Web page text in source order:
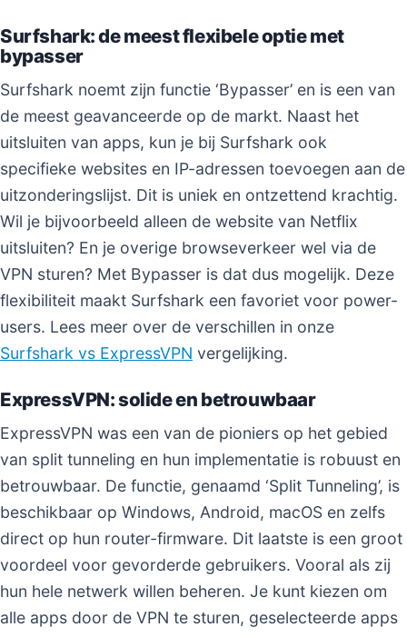
Surfshark: de meest flexibele optie met
bypasser
Surfshark noemt zijn functie ‘Bypasser’ en is een van
de meest geavanceerde op de markt. Naast het
uitsluiten van apps, kun je bij Surfshark ook
specifieke websites en IP-adressen toevoegen aan de
uitzonderingslijst. Dit is uniek en ontzettend krachtig.
Wil je bijvoorbeeld alleen de website van Netflix
uitsluiten? En je overige browseverkeer wel via de
VPN sturen? Met Bypasser is dat dus mogelijk. Deze
flexibiliteit maakt Surfshark een favoriet voor power-
users. Lees meer over de verschillen in onze
Surfshark vs ExpressVPN vergelijking.
ExpressVPN: solide en betrouwbaar
ExpressVPN was een van de pioniers op het gebied
van split tunneling en hun implementatie is robuust en
betrouwbaar. De functie, genaamd ‘Split Tunneling’, is
beschikbaar op Windows, Android, macOS en zelfs
direct op hun router-firmware. Dit laatste is een groot
voordeel voor gevorderde gebruikers. Vooral als zij
hun hele netwerk willen beheren. Je kunt kiezen om
alle apps door de VPN te sturen, geselecteerde apps